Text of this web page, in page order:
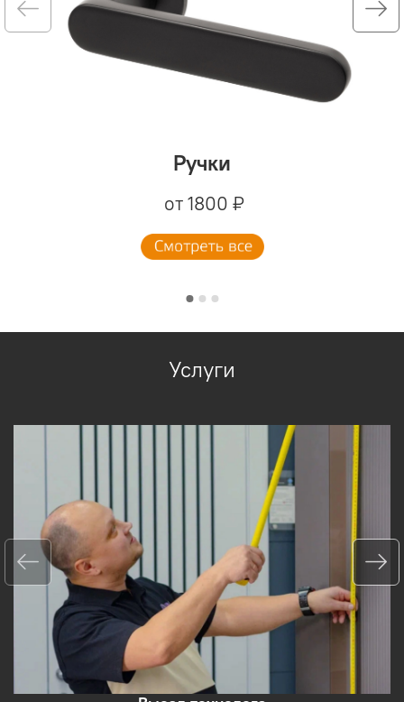
Ручки
от 1800 ₽
Услуги